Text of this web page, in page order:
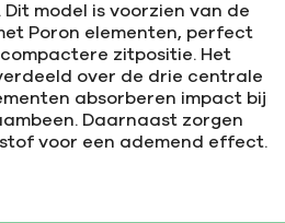
model is voorzien van de
Poron elementen, perfect
zitpositie. Het
over de drie centrale
absorberen impact bij
Daarnaast zorgen
voor een ademend effect.